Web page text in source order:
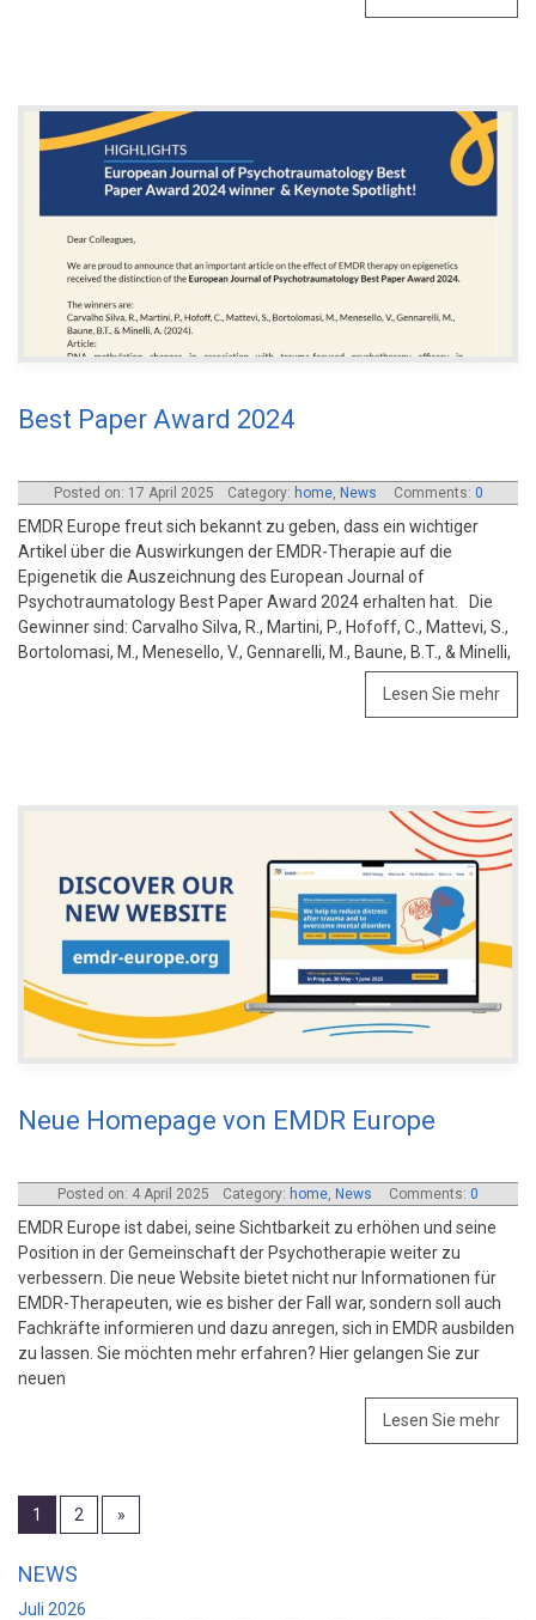
Best Paper Award 2024
Posted on: 17 April 2025 Category: home, News Comments: 0
EMDR Europe freut sich bekannt zu geben, dass ein wichtiger
Artikel über die Auswirkungen der EMDR-Therapie auf die
Epigenetik die Auszeichnung des European Journal of
Psychotraumatology Best Paper Award 2024 erhalten hat. Die
Gewinner sind: Carvalho Silva, R., Martini, P., Hofoff, C., Mattevi, S.,
Bortolomasi, M., Menesello, V., Gennarelli, M., Baune, B.T., & Minelli,
Lesen Sie mehr
Neue Homepage von EMDR Europe
Posted on: 4 April 2025 Category: home News Comments: 0
EMDR Europe ist dabei, seine Sichtbarkeit zu erhöhen und seine
Position in der Gemeinschaft der Psychotherapie weiter zu
verbessern. Die neue Website bietet nicht nur Informationen für
EMDR-Therapeuten, wie es bisher der Fall war, sondern soll auch
Fachkräfte informieren und dazu anregen, sich in EMDR ausbilden
zu lassen. Sie möchten mehr erfahren? Hier gelangen Sie zur
neuen
Lesen Sie mehr
1 2 »
NEWS
Juli 2026